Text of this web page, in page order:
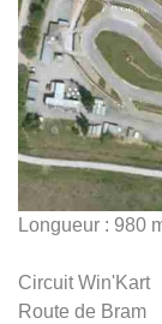
Longueur : 980
Circuit Win'Kart
Route de Bram